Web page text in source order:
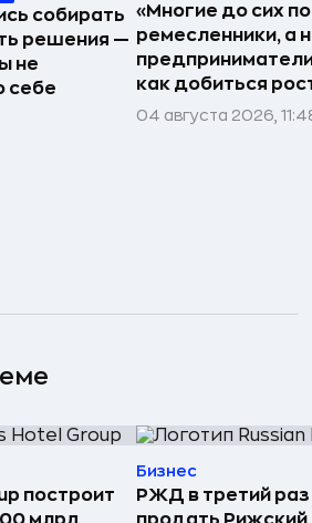
собирать
решения —
не
себе
«Многие до сих
ремесленники, а
как добиться
04 августа 2026,
построит
млрд
Бизнес
РЖД в третий
продать Рижский